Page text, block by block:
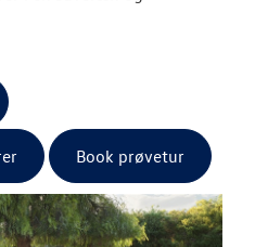
Book prøvetur